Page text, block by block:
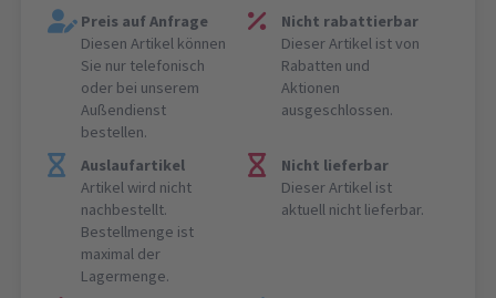
Preis auf Anfrage
Diesen Artikel können
Sie nur telefonisch
oder bei unserem
Außendienst
bestellen.
Nicht rabattierbar
Dieser Artikel ist von
Rabatten und
Aktionen
ausgeschlossen.
Auslaufartikel
Artikel wird nicht
nachbestellt.
Bestellmenge ist
maximal der
Lagermenge.
Nicht lieferbar
Dieser Artikel ist
aktuell nicht lieferbar.